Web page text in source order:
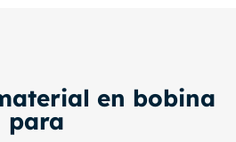
en bobina
para